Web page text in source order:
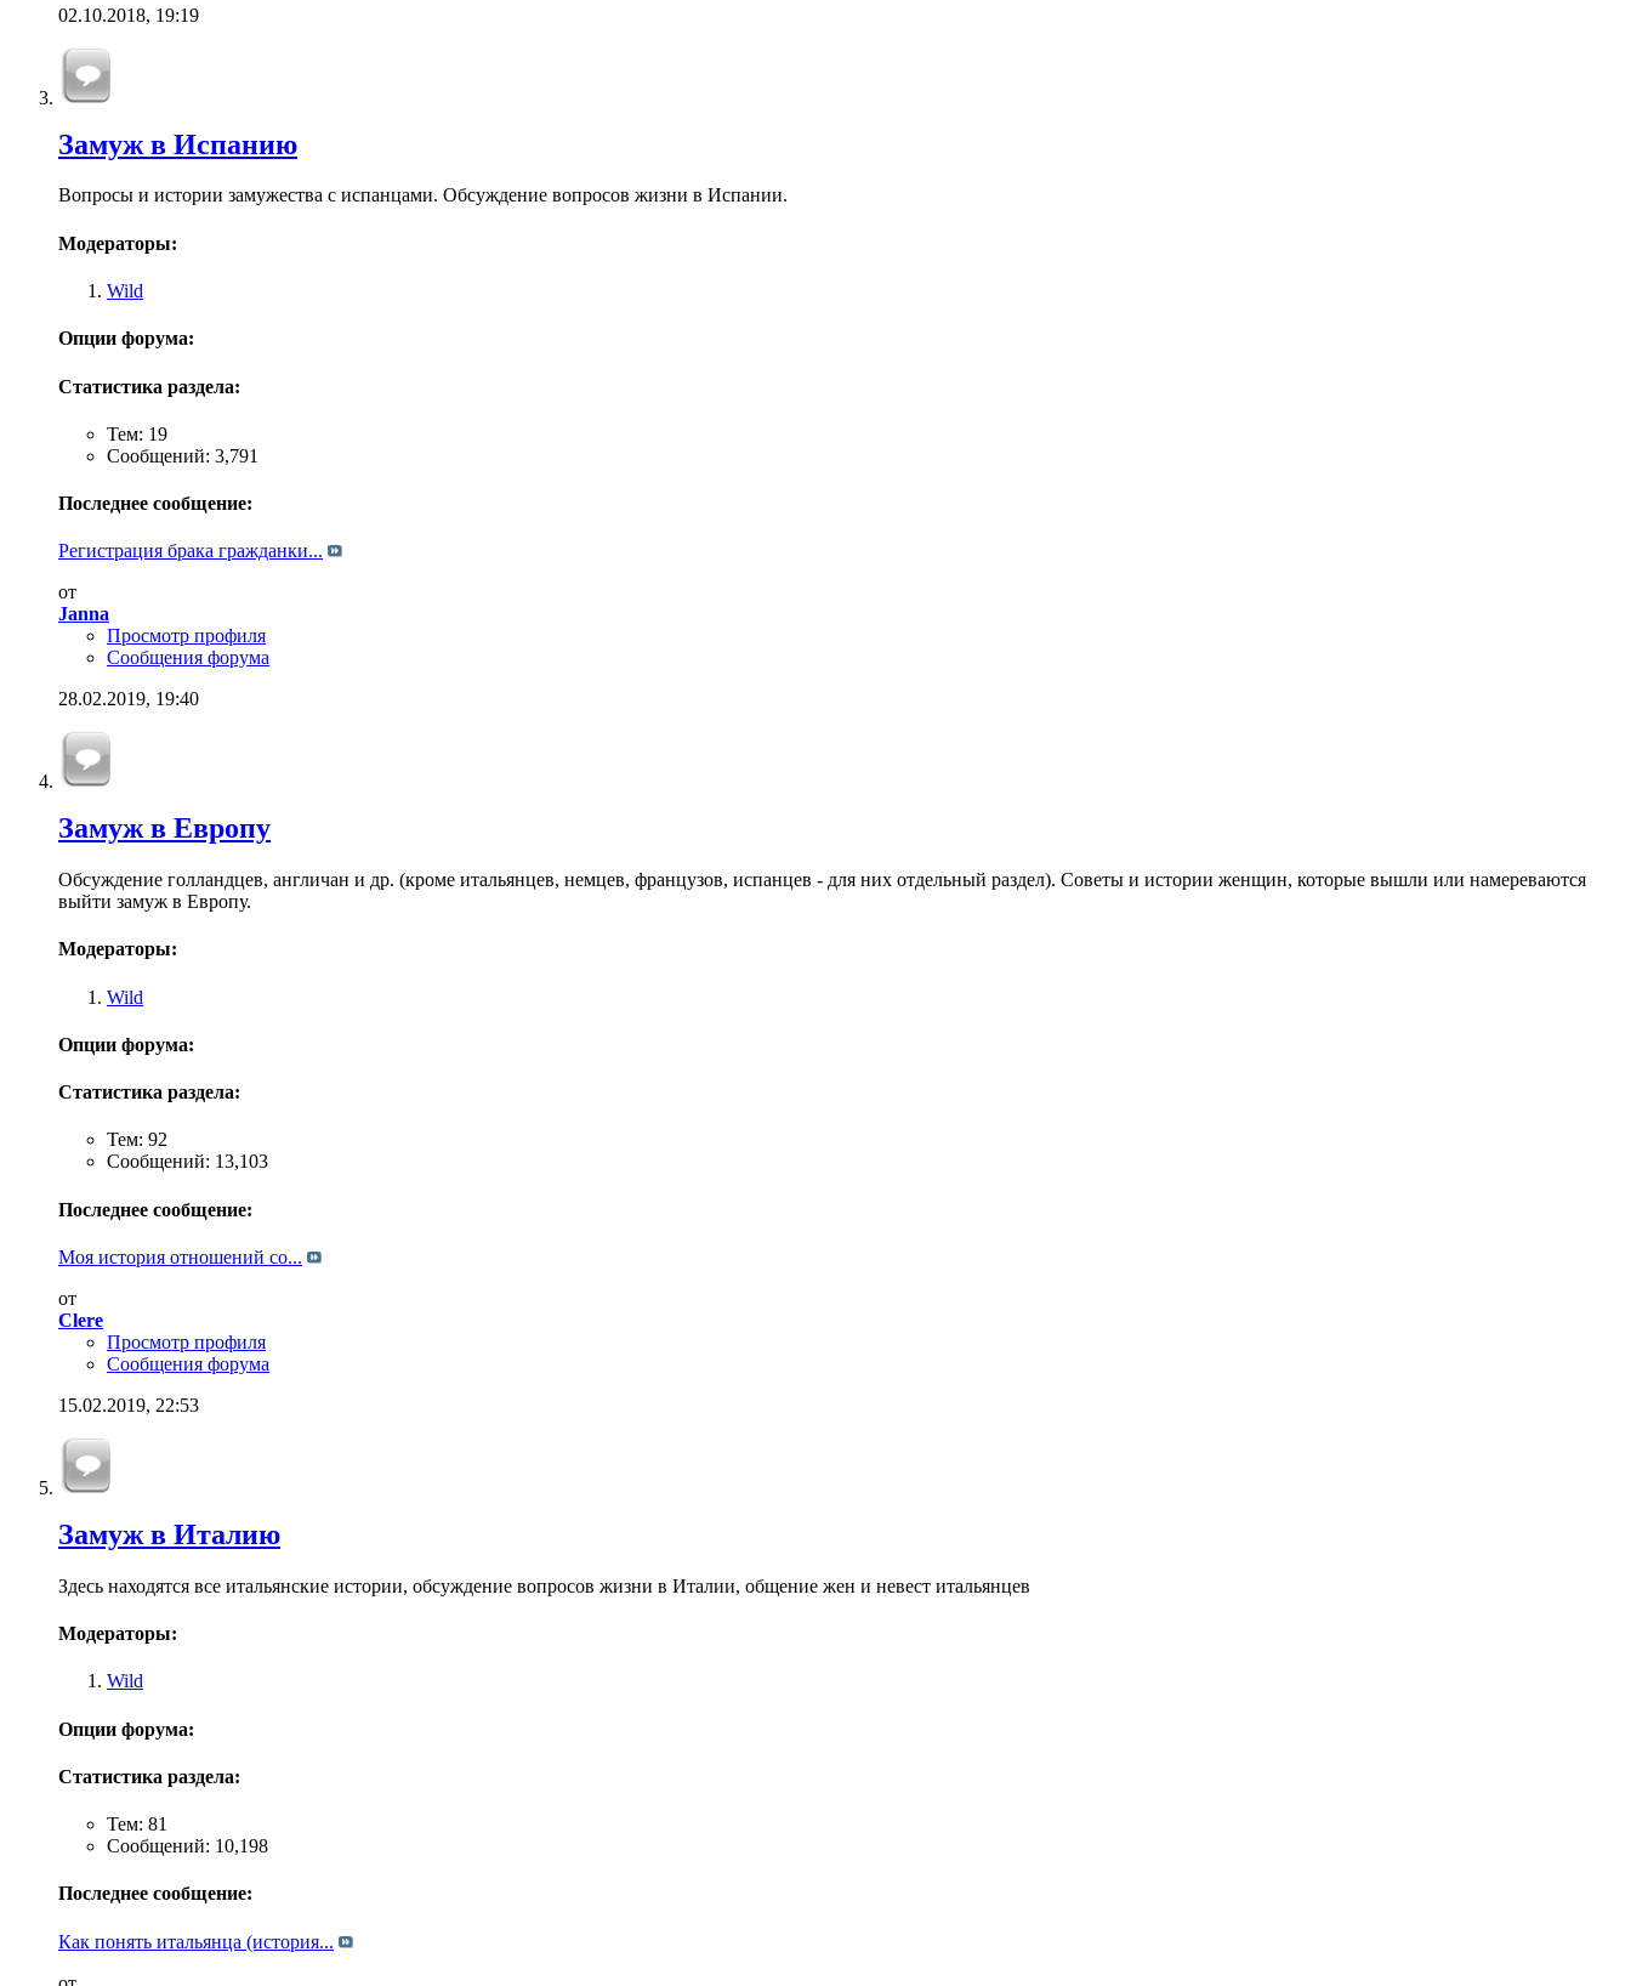
02.10.2018, 19:19
Замуж в Испанию
Вопросы и истории замужества с испанцами. Обсуждение вопросов жизни в Испании.
Модераторы:
Wild
Опции форума:
Статистика раздела:
Тем: 19
Сообщений: 3,791
Последнее сообщение:
Регистрация брака гражданки...
от
Janna
Просмотр профиля
Сообщения форума
28.02.2019, 19:40
Замуж в Европу
Обсуждение голландцев, англичан и др. (кроме итальянцев, немцев, французов, испанцев - для них отдельный раздел). Советы и истории женщин, которые вышли или намереваются
выйти замуж в Европу.
Модераторы:
Wild
Опции форума:
Статистика раздела:
Тем: 92
Сообщений: 13,103
Последнее сообщение:
Моя история отношений со...
от
Clere
Просмотр профиля
Сообщения форума
15.02.2019, 22:53
Замуж в Италию
Здесь находятся все итальянские истории, обсуждение вопросов жизни в Италии, общение жен и невест итальянцев
Модераторы:
Wild
Опции форума:
Статистика раздела:
Тем: 81
Сообщений: 10,198
Последнее сообщение:
Как понять итальянца (история...